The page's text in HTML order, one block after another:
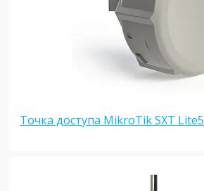
Точка доступа MikroTik SXT Lite5